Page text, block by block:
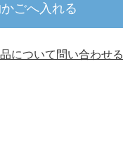
ごへ入れる
について問い合わせる